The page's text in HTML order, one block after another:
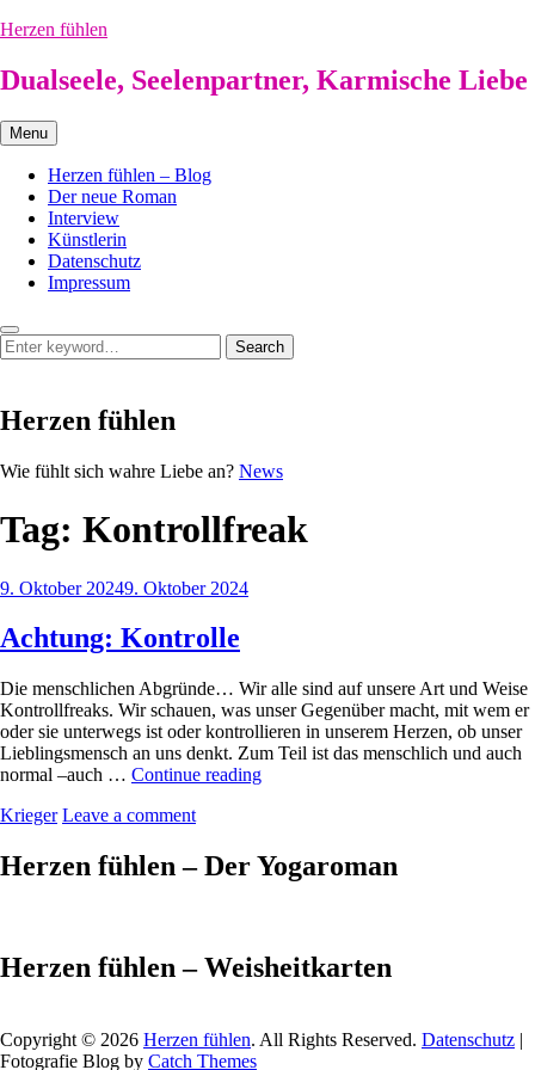
Skip
content
Herzen fühlen
Dualseele, Seelenpartner, Karmische Liebe
Menu
Herzen fühlen – Blog
Der neue Roman
Interview
Künstlerin
Datenschutz
Impressum
Search
Search
for:
Search
Herzen fühlen
Wie fühlt sich wahre Liebe an? NewsHerzen
Tag: Kontrollfreak
Posted
9. Oktober 20249. Oktober 2024
Achtung: Kontrolle
Die menschlichen Abgründe… Wir alle sind auf unsere Art und Weise
Kontrollfreaks. Wir schauen, was unser Gegenüber macht, mit wem er
oder sie unterwegs ist oder kontrollieren in unserem Herzen, ob unser
Lieblingsmensch an uns denkt. Zum Teil ist das menschlich und auch
normal –auch … Continue readingAchtung:
by
Krieger Leave a comment
Herzen fühlen – Der Yogaroman
Herzen fühlen – Weisheitkarten
Copyright © 2026 Herzen fühlen. All Rights Reserved. Datenschutz |
Fotografie Blog by Catch Themes